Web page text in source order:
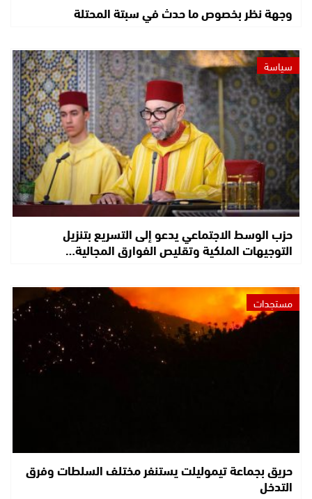
وجهة نظر بخصوص ما حدث في سبتة المحتلة
سياسة
حزب الوسط الاجتماعي يدعو إلى التسريع بتنزيل
التوجيهات الملكية وتقليص الفوارق المجالية…
مستجدات
حريق بجماعة تيموليلت يستنفر مختلف السلطات وفرق
التدخل